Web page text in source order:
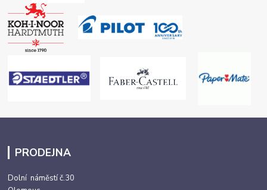
PRODEJNA
Dolní náměstí č.30